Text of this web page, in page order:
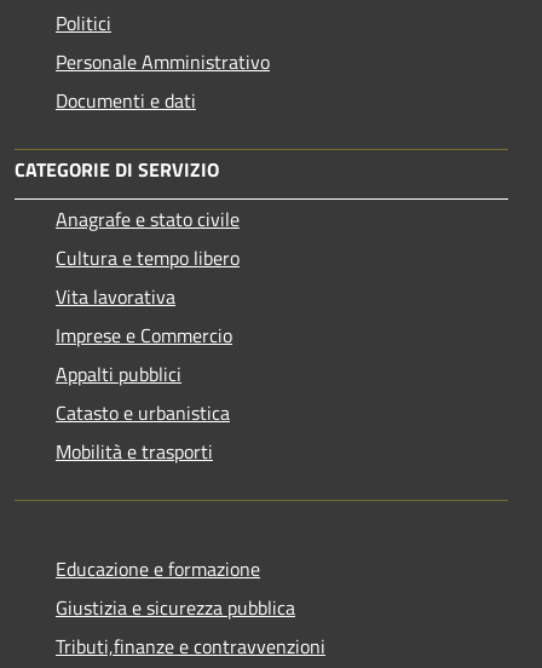
Politici
Personale Amministrativo
Documenti e dati
CATEGORIE DI SERVIZIO
Anagrafe e stato civile
Cultura e tempo libero
Vita lavorativa
Imprese e Commercio
Appalti pubblici
Catasto e urbanistica
Mobilità e trasporti
Educazione e formazione
Giustizia e sicurezza pubblica
Tributi,finanze e contravvenzioni